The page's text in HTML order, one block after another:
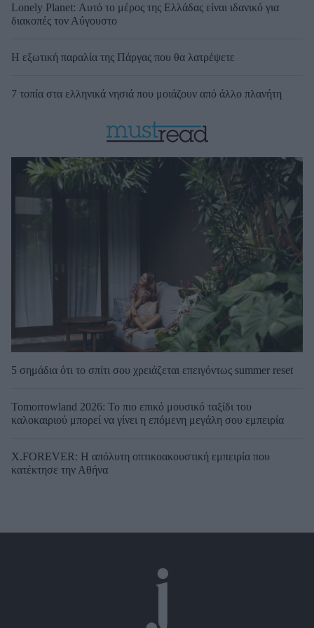
Lonely Planet: Αυτό το μέρος της Ελλάδας είναι ιδανικό για
διακοπές τον Αύγουστο
Η εξωτική παραλία της Πάργας που θα λατρέψετε
7 τοπία στα ελληνικά νησιά που μοιάζουν από άλλο πλανήτη
5 σημάδια ότι το σπίτι σου χρειάζεται επειγόντως summer reset
Tomorrowland 2026: Το πιο επικό μουσικό ταξίδι του
καλοκαιριού μπορεί να γίνει η επόμενη μεγάλη σου εμπειρία
X.FOREVER: Η απόλυτη οπτικοακουστική εμπειρία που
κατέκτησε την Αθήνα